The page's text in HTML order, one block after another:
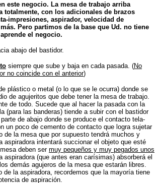
este negocio. La mesa de trabajo arriba
totalmente, con los adicionales de brazos
impresiones, aspirador, velocidad de
Pero partimos de la base que Ud. no tiene
el negocio.
abajo del bastidor.
siempre que sube y baja en cada pasada. (No
no coincide con el anterior)
plástico o metal (o lo que se le ocurra) donde se
de agujeritos que debe tener la mesa de trabajo.
de todo. Sucede que al hacer la pasada con la
(para las banderas) tiende a subir con el bastidor
de abajo donde se produce el contacto tela-
un poco de cemento de contacto que logra sujetar
de la mesa que por supuesto tendrá muchos y
intentará succionar el objeto que esté
deben ser muy pequeños y muy pegados unos
(que antes eran carísimas) absorberá el
demás agujeros de la mesa que estarán libres.
la aspiradora, recordemos que la mayoría tiene
de aspiración.